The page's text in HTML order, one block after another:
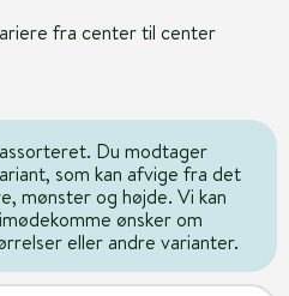
fra center til center
Du modtager
som kan afvige fra det
mønster og højde. Vi kan
ønsker om
eller andre varianter.